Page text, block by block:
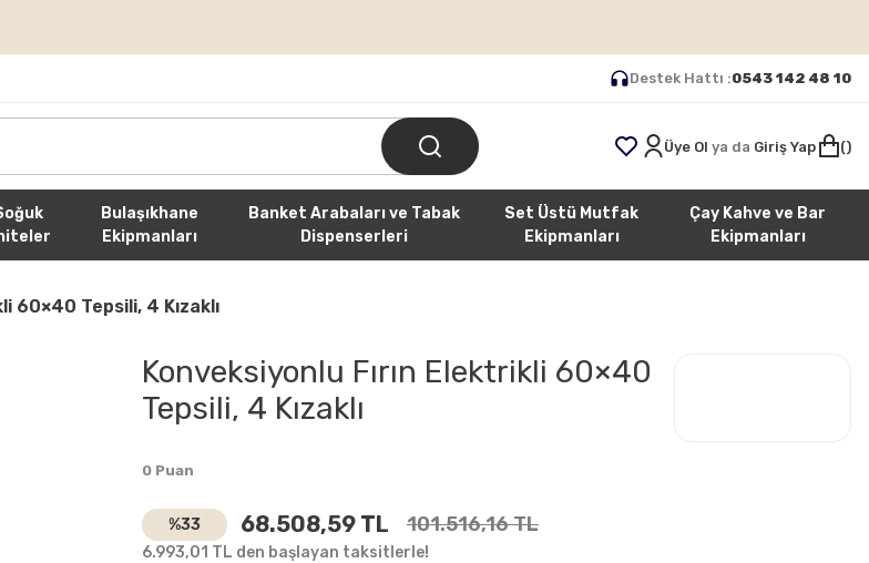
Destek Hattı :0543 142 48 10
Üye Ol ya da Giriş Yap
Bulaşıkhane
Ekipmanları
Banket Arabaları ve Tabak
Dispenserleri
Set Üstü Mutfak
Ekipmanları
Çay Kahve ve Bar
Ekipmanları
60×40 Tepsili, 4 Kızaklı
Konveksiyonlu Fırın Elektrikli 60×40
Tepsili, 4 Kızaklı
0 Puan
%33 68.508,59 TL 101.516,16 TL
6.993,01 TL den başlayan taksitlerle!